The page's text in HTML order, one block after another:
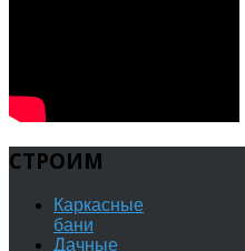
СТРОИМ
Каркасные
бани
Дачные